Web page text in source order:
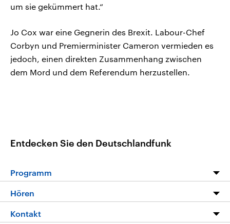
um sie gekümmert hat.“
Jo Cox war eine Gegnerin des Brexit. Labour-Chef
Corbyn und Premierminister Cameron vermieden es
jedoch, einen direkten Zusammenhang zwischen
dem Mord und dem Referendum herzustellen.
Entdecken Sie den Deutschlandfunk
Programm
Programm
Hören
Livestream
Kontakt